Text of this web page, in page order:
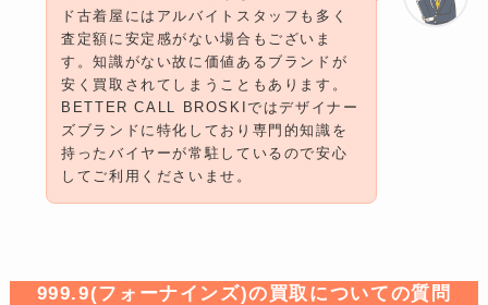
ド古着屋にはアルバイトスタッフも多く
査定額に安定感がない場合もございま
す。知識がない故に価値あるブランドが
安く買取されてしまうこともあります。
BETTER CALL BROSKIではデザイナー
ズブランドに特化しており専門的知識を
持ったバイヤーが常駐しているので安心
してご利用くださいませ。
999.9(フォーナインズ)の買取についての質問